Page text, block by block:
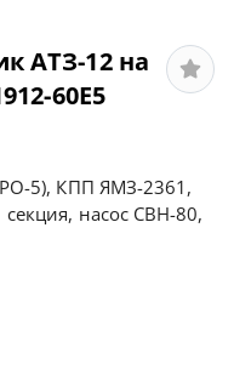
АТЗ-12 на
60Е5
5), КПП ЯМЗ-2361,
насос СВН-80,